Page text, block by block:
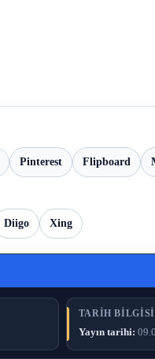
Pinterest Flipboard
Diigo Xing
TARIH BILGISI
Yayın tarihi: